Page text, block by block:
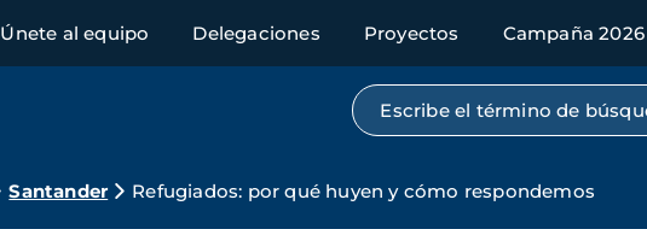
Únete al equipo Delegaciones Proyectos Campaña 2026
Búsqueda por texto
Santander Refugiados: por qué huyen y cómo respondemos